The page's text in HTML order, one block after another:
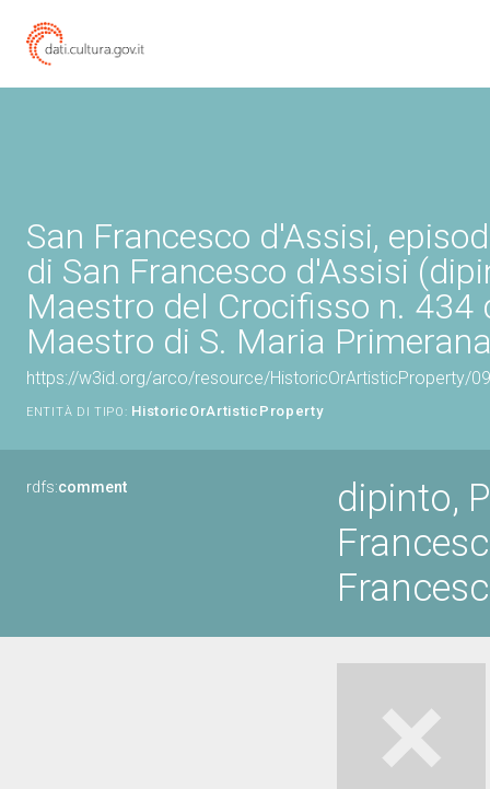
San Francesco d'Assisi,
di San Francesco d'Assisi
Maestro del Crocifisso n. 434
Maestro di S. Maria
https://w3id.org/arco/resource/HistoricOrArtisticProperty/
ENTITÀ DI TIPO: HistoricOrArtisticProperty
rdfs:comment
dipinto,